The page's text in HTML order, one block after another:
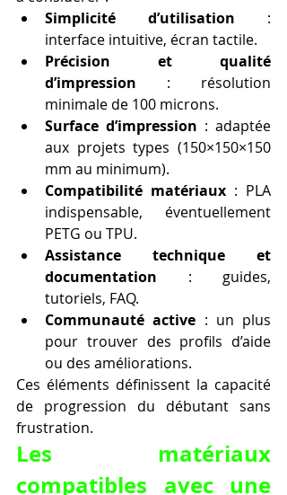
Simplicité d’utilisation :
interface intuitive, écran tactile.
Précision et qualité
d’impression : résolution
minimale de 100 microns.
Surface d’impression : adaptée
aux projets types (150×150×150
mm au minimum).
Compatibilité matériaux : PLA
indispensable, éventuellement
PETG ou TPU.
Assistance technique et
documentation : guides,
tutoriels, FAQ.
Communauté active : un plus
pour trouver des profils d’aide
ou des améliorations.
Ces éléments définissent la capacité
de progression du débutant sans
frustration.
Les matériaux
compatibles avec une